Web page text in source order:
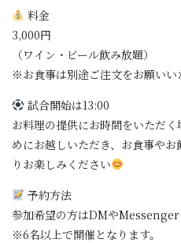
料金
3,000円
（ワイン・ビール飲み放題）
※お食事は別途ご注文をお願いい
試合開始は13:00
お料理の提供にお時間をいただ
めにお越しいただき、お食事や
りお楽しみください
予約方法
参加希望の方はDMやMessenger
※6名以上で開催となります。